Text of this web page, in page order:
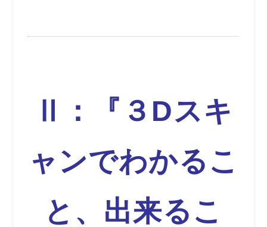
Ⅱ：『３Dスキ
ャンでわかるこ
と、出来るこ